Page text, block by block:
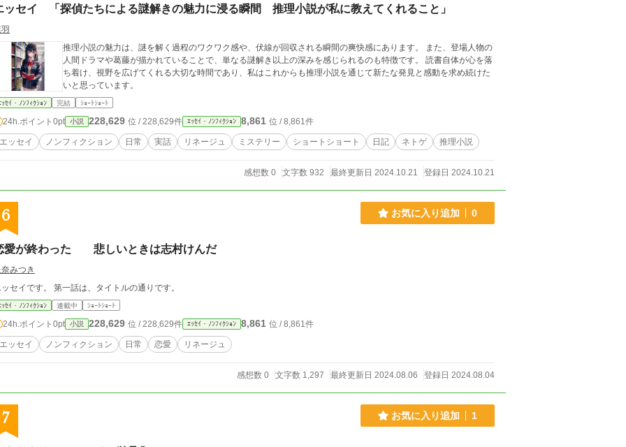
ッセイ 「探偵たちによる謎解きの魅力に浸る瞬間 推理小説が私に教えてくれること」
推理小説の魅力は、謎を解く過程のワクワク感や、伏線が回収される瞬間の爽快感にあります。 また、登場人物の
人間ドラマや葛藤が描かれていることで、単なる謎解き以上の深みを感じられるのも特徴です。 読書自体が心を落
ち着け、視野を広げてくれる大切な時間であり、私はこれからも推理小説を通じて新たな発見と感動を求め続けた
いと思っています。
ｯｾｲ・ﾉﾝﾌｨｸｼｮﾝ 完結 ｼｮｰﾄｼｮｰﾄ
24h.ポイント 0pt 小説 228,629 位 / 228,629件 ｴｯｾｲ・ﾉﾝﾌｨｸｼｮﾝ 8,861 位 / 8,861件
エッセイ ノンフィクション 日常 実話 リネージュ ミステリー ショートショート 日記 ネトゲ 推理小説
感想数 0 文字数 932 最終更新日 2024.10.21 登録日 2024.10.21
6 お気に入り追加 0
愛が終わった 悲しいときは志村けんだ
みつき
セイです。 第一話は、タイトルの通りです。
ｯｾｲ・ﾉﾝﾌｨｸｼｮﾝ 連載中 ｼｮｰﾄｼｮｰﾄ
24h.ポイント 0pt 小説 228,629 位 / 228,629件 ｴｯｾｲ・ﾉﾝﾌｨｸｼｮﾝ 8,861 位 / 8,861件
エッセイ ノンフィクション 日常 恋愛 リネージュ
感想数 0 文字数 1,297 最終更新日 2024.08.06 登録日 2024.08.04
7 お気に入り追加 1